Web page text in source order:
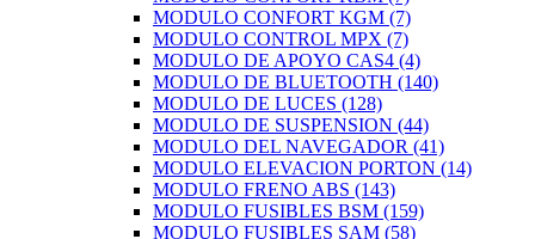
MODULO CONFORT KGM (7)
MODULO CONTROL MPX (7)
MODULO DE APOYO CAS4 (4)
MODULO DE BLUETOOTH (140)
MODULO DE LUCES (128)
MODULO DE SUSPENSION (44)
MODULO DEL NAVEGADOR (41)
MODULO ELEVACION PORTON (14)
MODULO FRENO ABS (143)
MODULO FUSIBLES BSM (159)
MODULO FUSIBLES SAM (58)